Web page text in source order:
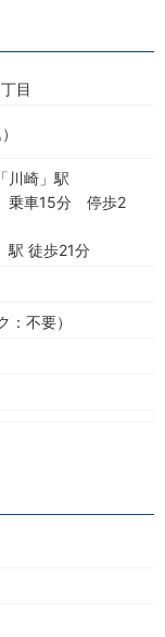
目
川崎」駅
乗車15分 停歩2
駅 徒歩21分
：不要）